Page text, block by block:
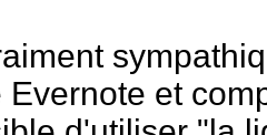
Evernote et